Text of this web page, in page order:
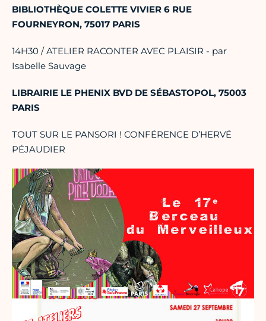
BIBLIOTHÈQUE COLETTE VIVIER 6 RUE
FOURNEYRON, 75017 PARIS
14H30 / ATELIER RACONTER AVEC PLAISIR - par
Isabelle Sauvage
LIBRAIRIE LE PHENIX BVD DE SÉBASTOPOL, 75003
PARIS
TOUT SUR LE PANSORI ! CONFÉRENCE D’HERVÉ
PÉJAUDIER